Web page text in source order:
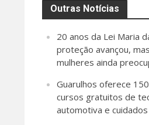
Outras Notícias
20 anos da Lei Maria
proteção avançou,
mulheres ainda
Guarulhos oferece
cursos gratuitos de
automotiva e